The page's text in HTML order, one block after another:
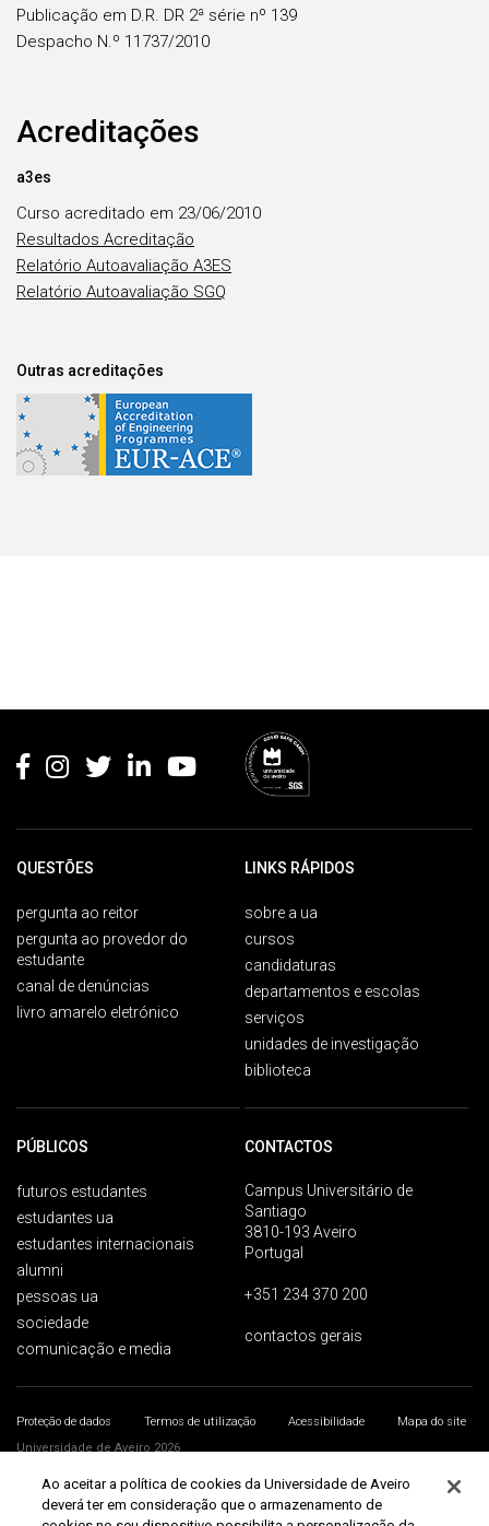
Publicação em D.R. DR 2ª série nº 139
Despacho N.º 11737/2010
Acreditações
a3es
Curso acreditado em 23/06/2010
Resultados Acreditação
Relatório Autoavaliação A3ES
Relatório Autoavaliação SGQ
Outras acreditações
QUESTÕES
pergunta ao reitor
pergunta ao provedor do
estudante
canal de denúncias
livro amarelo eletrónico
LINKS RÁPIDOS
sobre a ua
cursos
candidaturas
departamentos e escolas
serviços
unidades de investigação
biblioteca
PÚBLICOS
futuros estudantes
estudantes ua
estudantes internacionais
alumni
pessoas ua
sociedade
comunicação e media
CONTACTOS
Campus Universitário de
Santiago
3810-193 Aveiro
Portugal
+351 234 370 200
contactos gerais
Proteção de dados Termos de utilização Acessibilidade
Mapa do site
Universidade de Aveiro 2026
Ao aceitar a política de cookies da Universidade de Aveiro
deverá ter em consideração que o armazenamento de